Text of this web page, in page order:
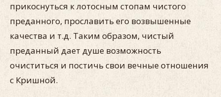
прикоснуться к лотосным стопам чистого
преданного, прославить его возвышенные
качества и т.д. Таким образом, чистый
преданный дает душе возможность
очиститься и постичь свои вечные отношения
с Кришной.